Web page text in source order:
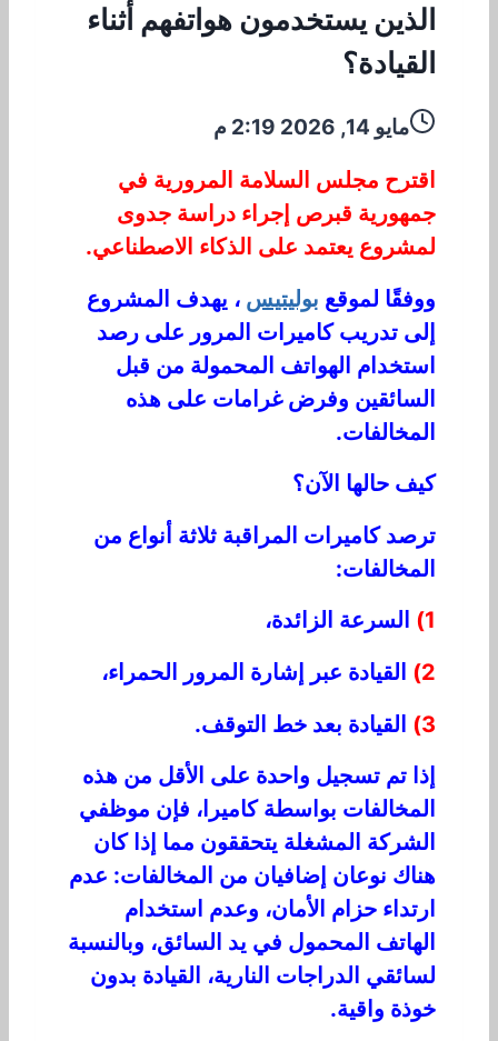
الذين يستخدمون هواتفهم أثناء
القيادة؟
مايو 14, 2026 2:19 م
اقترح مجلس السلامة المرورية في
جمهورية قبرص إجراء دراسة جدوى
لمشروع يعتمد على الذكاء الاصطناعي.
ووفقًا لموقع بوليتيس ، يهدف المشروع
إلى تدريب كاميرات المرور على رصد
استخدام الهواتف المحمولة من قبل
السائقين وفرض غرامات على هذه
المخالفات.
كيف حالها الآن؟
ترصد كاميرات المراقبة ثلاثة أنواع من
المخالفات:
1)
السرعة الزائدة،
2)
القيادة عبر إشارة المرور الحمراء،
3)
القيادة بعد خط التوقف.
إذا تم تسجيل واحدة على الأقل من هذه
المخالفات بواسطة كاميرا، فإن موظفي
الشركة المشغلة يتحققون مما إذا كان
هناك نوعان إضافيان من المخالفات: عدم
ارتداء حزام الأمان، وعدم استخدام
الهاتف المحمول في يد السائق، وبالنسبة
لسائقي الدراجات النارية، القيادة بدون
خوذة واقية.